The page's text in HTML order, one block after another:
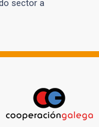
sector a